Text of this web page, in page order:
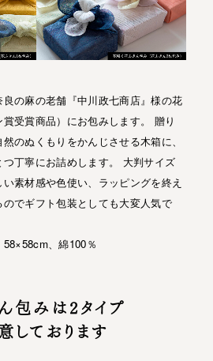
の麻の老舗『中川政七商店』様の花
受賞商品）にお包みします。
贈り
のぬくもりをかんじさせる木箱に、
丁寧にお詰めします。
大判サイズ
素材感や色使い、ラッピングを終え
でギフト包装としても大変人気で
、綿100％
包みは2タイプ
しております